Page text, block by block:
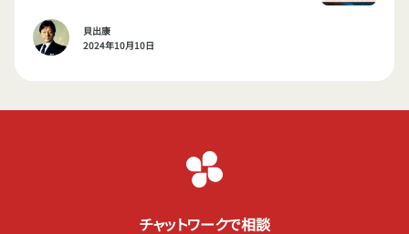
貝出康
2024年10月10日
チャットワークで相談